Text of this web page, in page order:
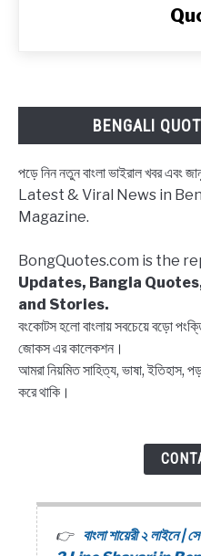
Bangla,
Block
list
Quotes
BENGALI
পড়ে নিন নতুন বাংলা ভাইরাল খবর এবং
Latest & Viral News in
Magazine.
BongQuotes.com is the
Updates, Bangla
and Stories.
বংকোটস হলো বাংলায় সবচেয়ে বড়ো
জোকস এর কালেকশন।
আমরা নিয়মিত সাহিত্য, ভাষা, ইতিহাস,
করে থাকি।
বাংলা শায়েরী ২ লাইনে |